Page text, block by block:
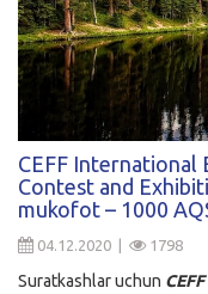
CEFF
Contest and
mukofot – 1000
04.12.2020 | 1798
Suratkashlar uchun